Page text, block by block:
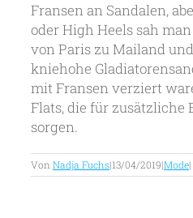
Fransen an Sandalen,
oder High Heels sah
von Paris zu Mailand
kniehohe
mit Fransen verziert
Flats, die für zusätzliche
sorgen.
Von Nadja Fuchs|13/04/2019|Mode|